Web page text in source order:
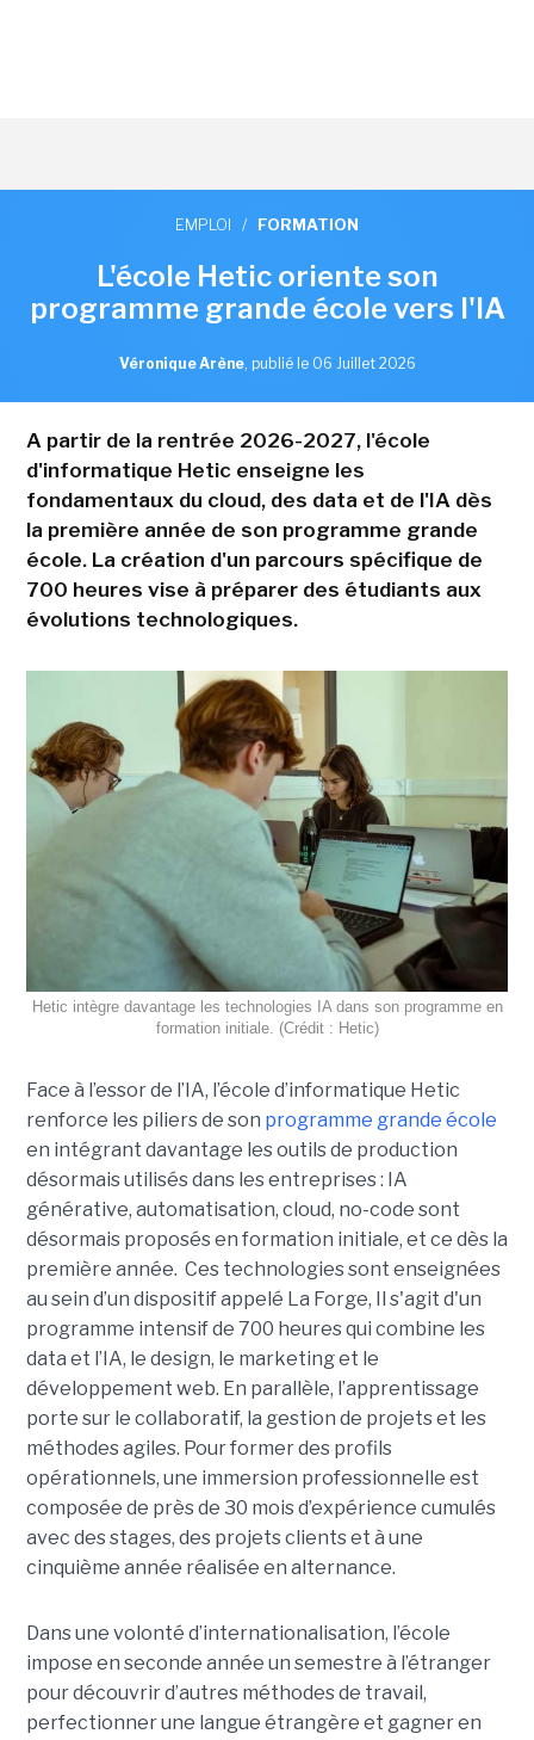
EMPLOI / FORMATION
L'école Hetic oriente son
programme grande école vers l'IA
Véronique Arène, publié le 06 Juillet 2026
A partir de la rentrée 2026-2027, l'école
d'informatique Hetic enseigne les
fondamentaux du cloud, des data et de l'IA dès
la première année de son programme grande
école. La création d'un parcours spécifique de
700 heures vise à préparer des étudiants aux
évolutions technologiques.
Hetic intègre davantage les technologies IA dans son programme en
formation initiale. (Crédit : Hetic)
Face à l’essor de l’IA, l’école d’informatique Hetic
renforce les piliers de son programme grande école
en intégrant davantage les outils de production
désormais utilisés dans les entreprises : IA
générative, automatisation, cloud, no-code sont
désormais proposés en formation initiale, et ce dès la
première année. Ces technologies sont enseignées
au sein d’un dispositif appelé La Forge, Il s'agit d'un
programme intensif de 700 heures qui combine les
data et l’IA, le design, le marketing et le
développement web. En parallèle, l’apprentissage
porte sur le collaboratif, la gestion de projets et les
méthodes agiles. Pour former des profils
opérationnels, une immersion professionnelle est
composée de près de 30 mois d’expérience cumulés
avec des stages, des projets clients et à une
cinquième année réalisée en alternance.
Dans une volonté d’internationalisation, l’école
impose en seconde année un semestre à l’étranger
pour découvrir d’autres méthodes de travail,
perfectionner une langue étrangère et gagner en